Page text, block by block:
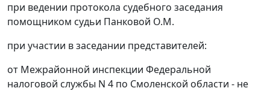
при ведении протокола судебного заседания
помощником судьи Панковой О.М.
при участии в заседании представителей:
от Межрайонной инспекции Федеральной
налоговой службы N 4 по Смоленской области - не